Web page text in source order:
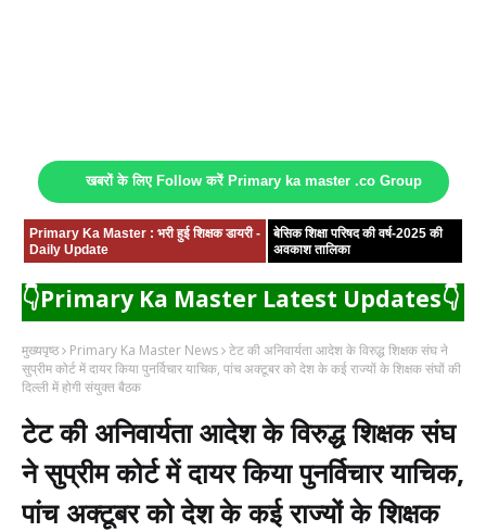
खबरों के लिए Follow करें Primary ka master .co Group
Primary Ka Master : भरी हुई शिक्षक डायरी -
Daily Update
बेसिक शिक्षा परिषद की वर्ष-2025 की
अवकाश तालिका
👇Primary Ka Master Latest Updates👇
मुख्यपृष्ठ Primary Ka Master News टेट की अनिवार्यता आदेश के विरुद्ध शिक्षक संघ ने
सुप्रीम कोर्ट में दायर किया पुनर्विचार याचिक, पांच अक्टूबर को देश के कई राज्यों के शिक्षक संघों की
दिल्ली में होगी संयुक्त बैठक
टेट की अनिवार्यता आदेश के विरुद्ध शिक्षक संघ
ने सुप्रीम कोर्ट में दायर किया पुनर्विचार याचिक,
पांच अक्टूबर को देश के कई राज्यों के शिक्षक